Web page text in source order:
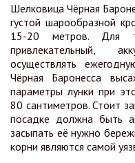
Шелковица Чёрная
густой шарообразной
15-20 метров. Для
привлекательный,
осуществлять
Чёрная Баронесса
параметры лунки при
80 сантиметров. Стоит
посадке должна быть
засыпать её нужно
корни являются самой